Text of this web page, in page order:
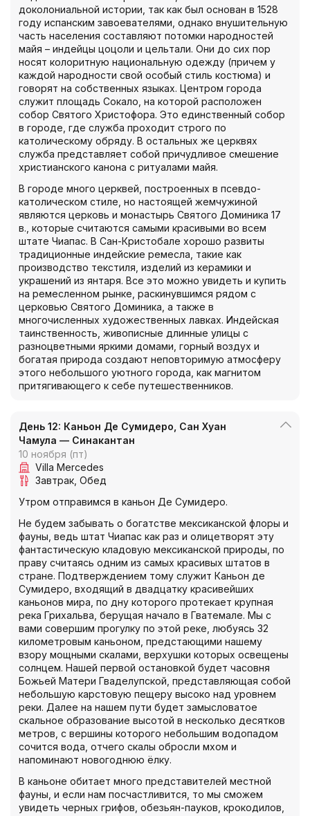
доколониальной истории, так как был основан в 1528
году испанским завоевателями, однако внушительную
часть населения составляют потомки народностей
майя – индейцы цоцоли и цельтали. Они до сих пор
носят колоритную национальную одежду (причем у
каждой народности свой особый стиль костюма) и
говорят на собственных языках. Центром города
служит площадь Сокало, на которой расположен
собор Святого Христофора. Это единственный собор
в городе, где служба проходит строго по
католическому обряду. В остальных же церквях
служба представляет собой причудливое смешение
христианского канона с ритуалами майя.
В городе много церквей, построенных в псевдо-
католическом стиле, но настоящей жемчужиной
являются церковь и монастырь Святого Доминика 17
в., которые считаются самыми красивыми во всем
штате Чиапас. В Сан-Кристобале хорошо развиты
традиционные индейские ремесла, такие как
производство текстиля, изделий из керамики и
украшений из янтаря. Все это можно увидеть и купить
на ремесленном рынке, раскинувшимся рядом с
церковью Святого Доминика, а также в
многочисленных художественных лавках. Индейская
таинственность, живописные длинные улицы с
разноцветными яркими домами, горный воздух и
богатая природа создают неповторимую атмосферу
этого небольшого уютного города, как магнитом
притягивающего к себе путешественников.
День 12: Каньон Де Сумидеро, Сан Хуан
Чамула — Синакантан
10 ноября (пт)
Villa Mercedes
Завтрак Обед
Утром отправимся в каньон Де Сумидеро.
Не будем забывать о богатстве мексиканской флоры и
фауны, ведь штат Чиапас как раз и олицетворят эту
фантастическую кладовую мексиканской природы, по
праву считаясь одним из самых красивых штатов в
стране. Подтверждением тому служит Каньон де
Сумидеро, входящий в двадцатку красивейших
каньонов мира, по дну которого протекает крупная
река Грихальва, берущая начало в Гватемале. Мы с
вами совершим прогулку по этой реке, любуясь 32
километровым каньоном, предстающими нашему
взору мощными скалами, верхушки которых освещены
солнцем. Нашей первой остановкой будет часовня
Божьей Матери Гваделупской, представляющая собой
небольшую карстовую пещеру высоко над уровнем
реки. Далее на нашем пути будет замысловатое
скальное образование высотой в несколько десятков
метров, с вершины которого небольшим водопадом
сочится вода, отчего скалы обросли мхом и
напоминают новогоднюю ёлку.
В каньоне обитает много представителей местной
фауны, и если нам посчастливится, то мы сможем
увидеть черных грифов, обезьян-пауков, крокодилов,